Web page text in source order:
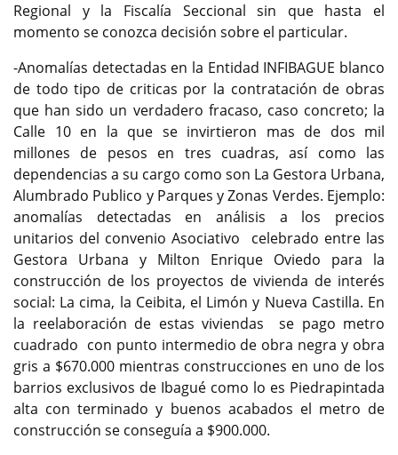
Regional y la Fiscalía Seccional sin que hasta el
momento se conozca decisión sobre el particular.
-Anomalías detectadas en la Entidad INFIBAGUE blanco
de todo tipo de criticas por la contratación de obras
que han sido un verdadero fracaso, caso concreto; la
Calle 10 en la que se invirtieron mas de dos mil
millones de pesos en tres cuadras, así como las
dependencias a su cargo como son La Gestora Urbana,
Alumbrado Publico y Parques y Zonas Verdes. Ejemplo:
anomalías detectadas en análisis a los precios
unitarios del convenio Asociativo celebrado entre las
Gestora Urbana y Milton Enrique Oviedo para la
construcción de los proyectos de vivienda de interés
social: La cima, la Ceibita, el Limón y Nueva Castilla. En
la reelaboración de estas viviendas se pago metro
cuadrado con punto intermedio de obra negra y obra
gris a $670.000 mientras construcciones en uno de los
barrios exclusivos de Ibagué como lo es Piedrapintada
alta con terminado y buenos acabados el metro de
construcción se conseguía a $900.000.